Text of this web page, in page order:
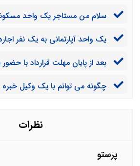
سلام من مستاجر یک واحد
پرداخت ودیعه نکرده است. آیا مالک
یک واحد آپارتمانی به یک نفر
پرداخت نکرده است بلکه نسبت به
بیرون و اجاره باقیمانده را دریافت کنم؟
بعد از پایان مهلت قرارداد با
جدید پرداخت کرده ام. اما مالک می
چگونه می توانم با یک وکیل خبره
نظرات
پرستو